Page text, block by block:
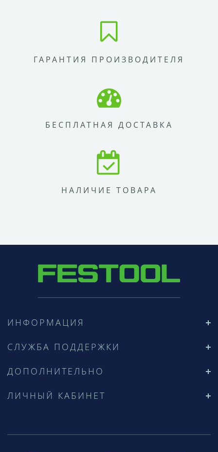
ГАРАНТИЯ ПРОИЗВОДИТЕЛЯ
БЕСПЛАТНАЯ ДОСТАВКА
НАЛИЧИЕ ТОВАРА
ИНФОРМАЦИЯ
СЛУЖБА ПОДДЕРЖКИ
ДОПОЛНИТЕЛЬНО
ЛИЧНЫЙ КАБИНЕТ